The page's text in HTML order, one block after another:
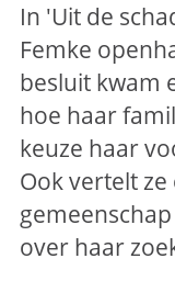
In 'Uit de
Femke
besluit kwam
hoe haar
keuze haar
Ook vertelt
over haar